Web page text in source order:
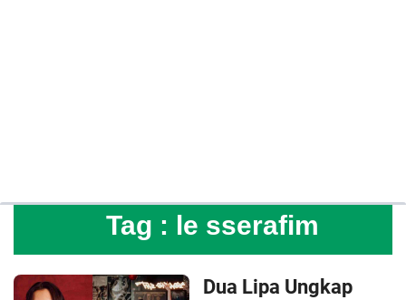
Tag : le sserafim
Dua Lipa Ungkap